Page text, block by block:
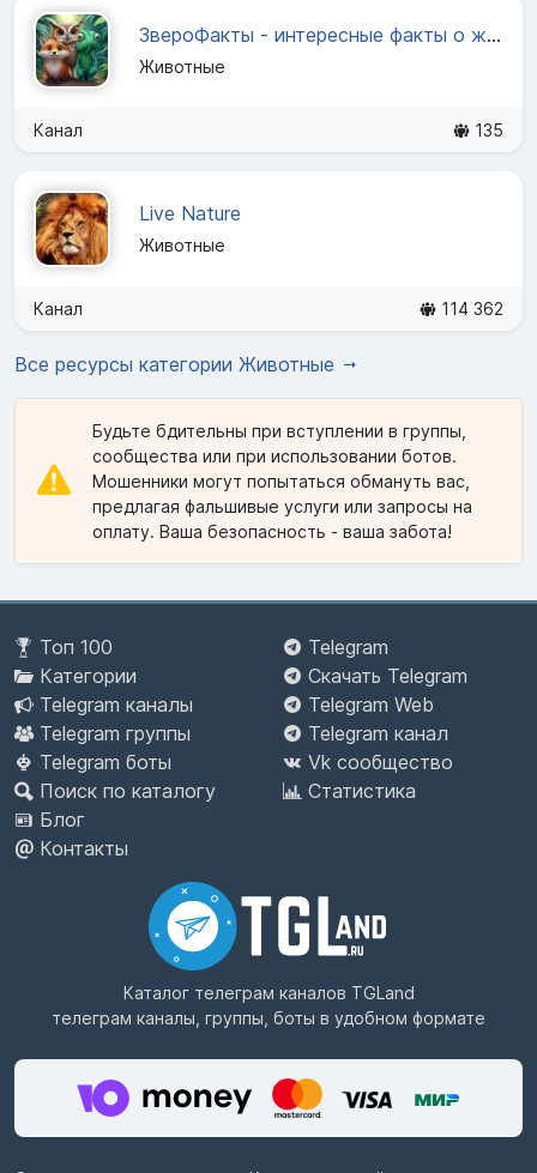
ЗвероФакты - интересные факты о животных
Животные
Канал 135
Live Nature
Животные
Канал 114 362
Все ресурсы категории Животные
Будьте бдительны при вступлении в группы,
сообщества или при использовании ботов.
Мошенники могут попытаться обмануть вас,
предлагая фальшивые услуги или запросы на
оплату. Ваша безопасность - ваша забота!
Топ 100
Категории
Telegram каналы
Telegram группы
Telegram боты
Поиск по каталогу
Блог
Контакты
Telegram
Скачать Telegram
Telegram Web
Telegram канал
Vk сообщество
Статистика
Каталог телеграм каналов TGLand
телеграм каналы, группы, боты в удобном формате